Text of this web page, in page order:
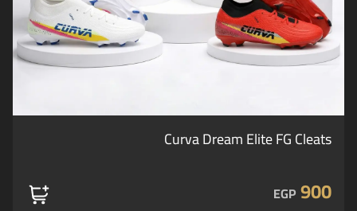
Curva Dream Elite FG Cleats
900
EGP